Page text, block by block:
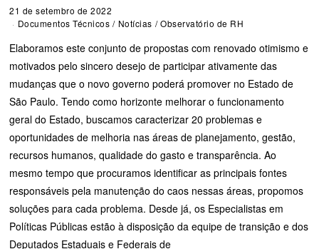
21 de setembro de 2022
Documentos Técnicos / Notícias / Observatório de RH
Elaboramos este conjunto de propostas com renovado otimismo e
motivados pelo sincero desejo de participar ativamente das
mudanças que o novo governo poderá promover no Estado de
São Paulo. Tendo como horizonte melhorar o funcionamento
geral do Estado, buscamos caracterizar 20 problemas e
oportunidades de melhoria nas áreas de planejamento, gestão,
recursos humanos, qualidade do gasto e transparência. Ao
mesmo tempo que procuramos identificar as principais fontes
responsáveis pela manutenção do caos nessas áreas, propomos
soluções para cada problema. Desde já, os Especialistas em
Políticas Públicas estão à disposição da equipe de transição e dos
Deputados Estaduais e Federais de